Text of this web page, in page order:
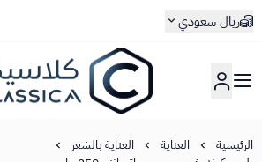
ريال سعودي
كلاسيكا
الرئيسية العناية
العناية بالشعر